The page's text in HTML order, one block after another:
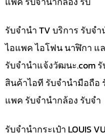
รับจำนำ TV บริการ รับจ
ไอแพค ไอโฟน นาฬิกา แ
รับจํานําแจ้งวัฒนะ.com
สินค้าไอที รับจำนำมือถือ
แพค รับจำนำกล้อง รับจำ
รับจำนำกระเป๋า LOUIS